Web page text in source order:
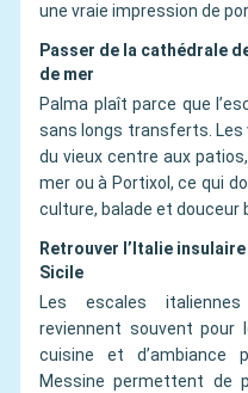
une vraie impression de
Passer de la cathédrale
de mer
Palma plaît parce que
sans longs transferts. Les
du vieux centre aux
mer ou à Portixol, ce qui
culture, balade et douceur
Retrouver l’Italie
Sicile
Les escales
reviennent souvent pour
cuisine et d’ambiance
Messine permettent de